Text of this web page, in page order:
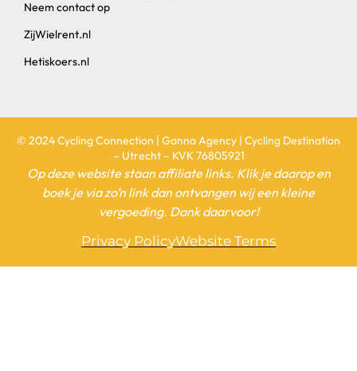
Neem contact op
ZijWielrent.nl
Hetiskoers.nl
© 2024 Cycling Connection | Ganna Agency | Cycling Destination
– Utrecht – KVK 76805921
Op deze website staan affiliate links. Klik je daarop en
boek je via zo’n link dan ontvangen wij een kleine
vergoeding. Dank daarvoor!
Privacy PolicyWebsite Terms